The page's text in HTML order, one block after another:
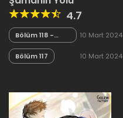
4.7
Bölüm 118 -
Sezon Finali
10 Mart 2024
Bölüm 117 10 Mart 2024